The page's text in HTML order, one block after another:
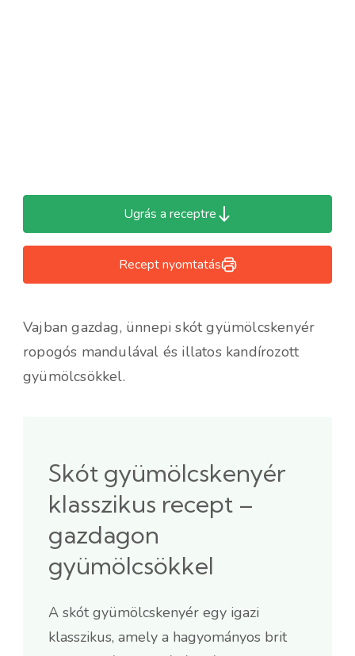
Ugrás a receptre
Recept nyomtatás
Vajban gazdag, ünnepi skót gyümölcskenyér
ropogós mandulával és illatos kandírozott
gyümölcsökkel.
Skót gyümölcskenyér
klasszikus recept –
gazdagon
gyümölcsökkel
A skót gyümölcskenyér egy igazi
klasszikus, amely a hagyományos brit